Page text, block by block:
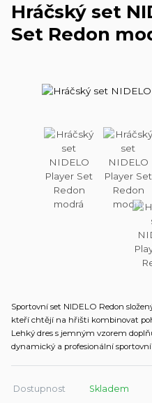
Hráčský set
Set Redon
Sportovní set NIDELO Redon
kteří chtějí na hřišti kombinovat
Lehký dres s jemným vzorem
dynamický a profesionální
Dostupnost Skladem